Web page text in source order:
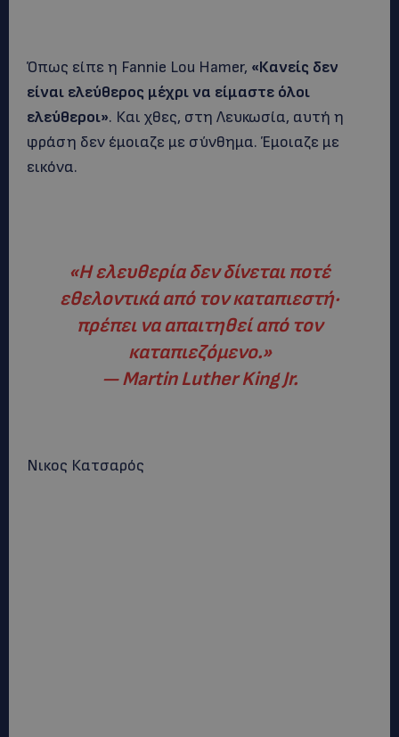
Όπως είπε η Fannie Lou Hamer, «Κανείς δεν
είναι ελεύθερος μέχρι να είμαστε όλοι
ελεύθεροι». Και χθες, στη Λευκωσία, αυτή η
φράση δεν έμοιαζε με σύνθημα. Έμοιαζε με
εικόνα.
«Η ελευθερία δεν δίνεται ποτέ
εθελοντικά από τον καταπιεστή·
πρέπει να απαιτηθεί από τον
καταπιεζόμενο.»
— Martin Luther King Jr.
Νικος Κατσαρός